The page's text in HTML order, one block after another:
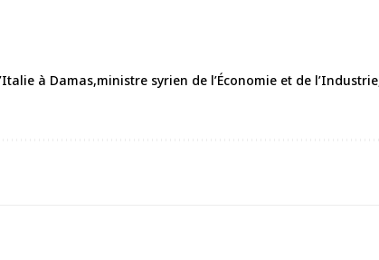
à Damas ministre syrien de l’Économie et de l’Industrie